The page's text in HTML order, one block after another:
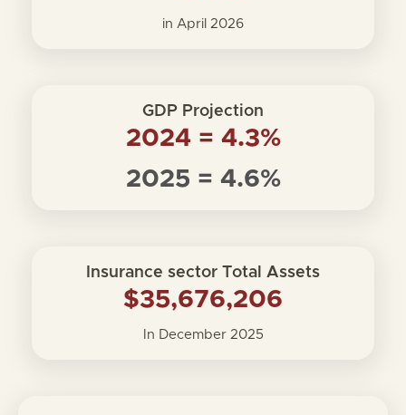
in April 2026
GDP Projection
2024 = 4.3%
2025 = 4.6%
Insurance sector Total Assets
$35,676,206
In December 2025